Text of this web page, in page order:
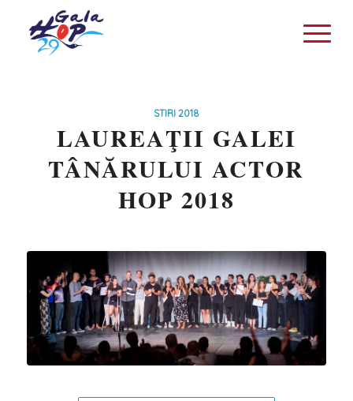
STIRI 2018
LAUREAŢII GALEI
TÂNĂRULUI ACTOR
HOP 2018